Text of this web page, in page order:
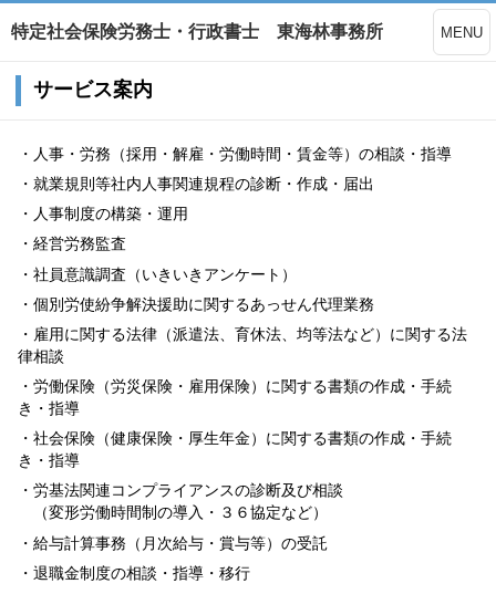
特定社会保険労務士・行政書士 東海林事務所 MENU
サービス案内
・人事・労務（採用・解雇・労働時間・賃金等）の相談・指導
・就業規則等社内人事関連規程の診断・作成・届出
・人事制度の構築・運用
・経営労務監査
・社員意識調査（いきいきアンケート）
・個別労使紛争解決援助に関するあっせん代理業務
・雇用に関する法律（派遣法、育休法、均等法など）に関する法
律相談
・労働保険（労災保険・雇用保険）に関する書類の作成・手続
き・指導
・社会保険（健康保険・厚生年金）に関する書類の作成・手続
き・指導
・労基法関連コンプライアンスの診断及び相談
（変形労働時間制の導入・３６協定など）
・給与計算事務（月次給与・賞与等）の受託
・退職金制度の相談・指導・移行